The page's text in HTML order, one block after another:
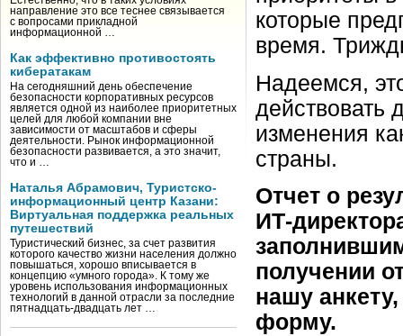
направление это все теснее связывается
с вопросами прикладной
информационной …
Как эффективно противостоять
кибератакам
На сегодняшний день обеспечение
безопасности корпоративных ресурсов
является одной из наиболее приоритетных
целей для любой компании вне
зависимости от масштабов и сферы
деятельности. Рынок информационной
безопасности развивается, а это значит,
что и …
Наталья Абрамович, Туристско-
информационный центр Казани:
Виртуальная поддержка реальных
путешествий
Туристический бизнес, за счет развития
которого качество жизни населения должно
повышаться, хорошо вписывается в
концепцию «умного города». К тому же
уровень использования информационных
технологий в данной отрасли за последние
пятнадцать-двадцать лет …
которые
время.
Надеемся,
действовать
изменения
страны.
Отчет о
ИТ-
получении
нашу
форму.